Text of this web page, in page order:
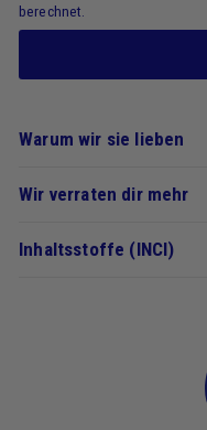
berechnet.
Warum wir sie lieben
Wir verraten dir mehr
Inhaltsstoffe (INCI)